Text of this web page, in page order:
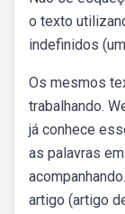
o texto
indefinidos
Os mesmos
trabalhando.
já conhece
as palavras
artigo (artigo